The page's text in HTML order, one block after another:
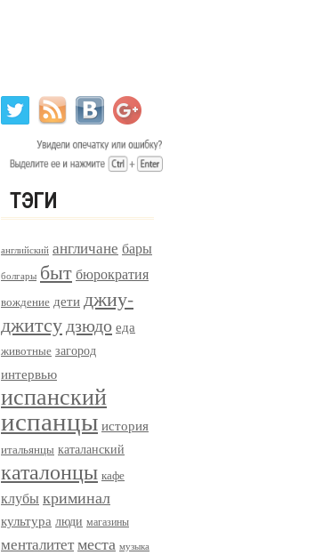
ТЭГИ
английский англичане бары
болгары бытбюрократия
вождение дети джиу-
джитсудзюдо еда
животные загород
интервью
испанский
испанцы история
итальянцы каталанский
каталонцы кафе
клубы криминал
культура люди магазины
менталитетместа музыка